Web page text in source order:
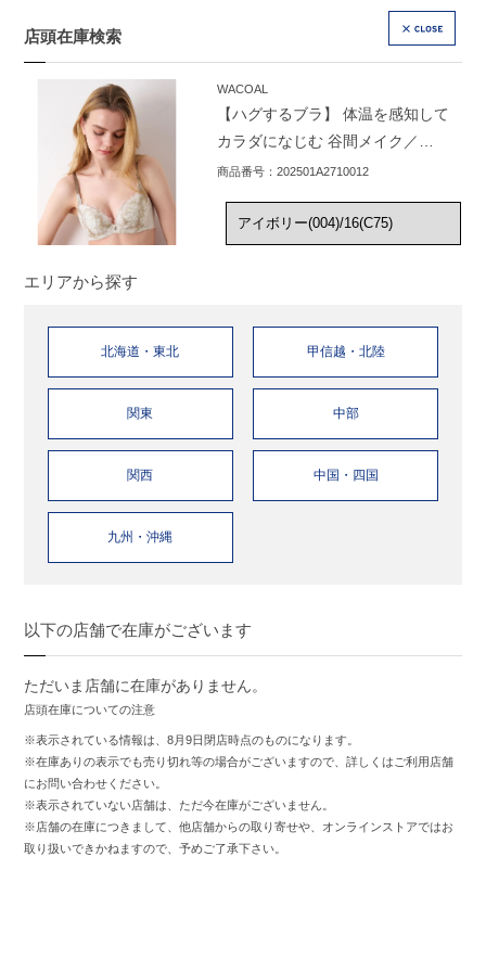
店頭在庫検索
WACOAL
【ハグするブラ】 体温を感知して
カラダになじむ 谷間メイク／
BXB418
商品番号：202501A2710012
エリアから探す
北海道・東北 甲信越・北陸
関東 中部
関西 中国・四国
九州・沖縄
以下の店舗で在庫がございます
ただいま店舗に在庫がありません。
店頭在庫についての注意
※表示されている情報は、8月9日閉店時点のものになります。
※在庫ありの表示でも売り切れ等の場合がございますので、詳しくはご利用店舗
にお問い合わせください。
※表示されていない店舗は、ただ今在庫がございません。
※店舗の在庫につきまして、他店舗からの取り寄せや、オンラインストアではお
取り扱いできかねますので、予めご了承下さい。